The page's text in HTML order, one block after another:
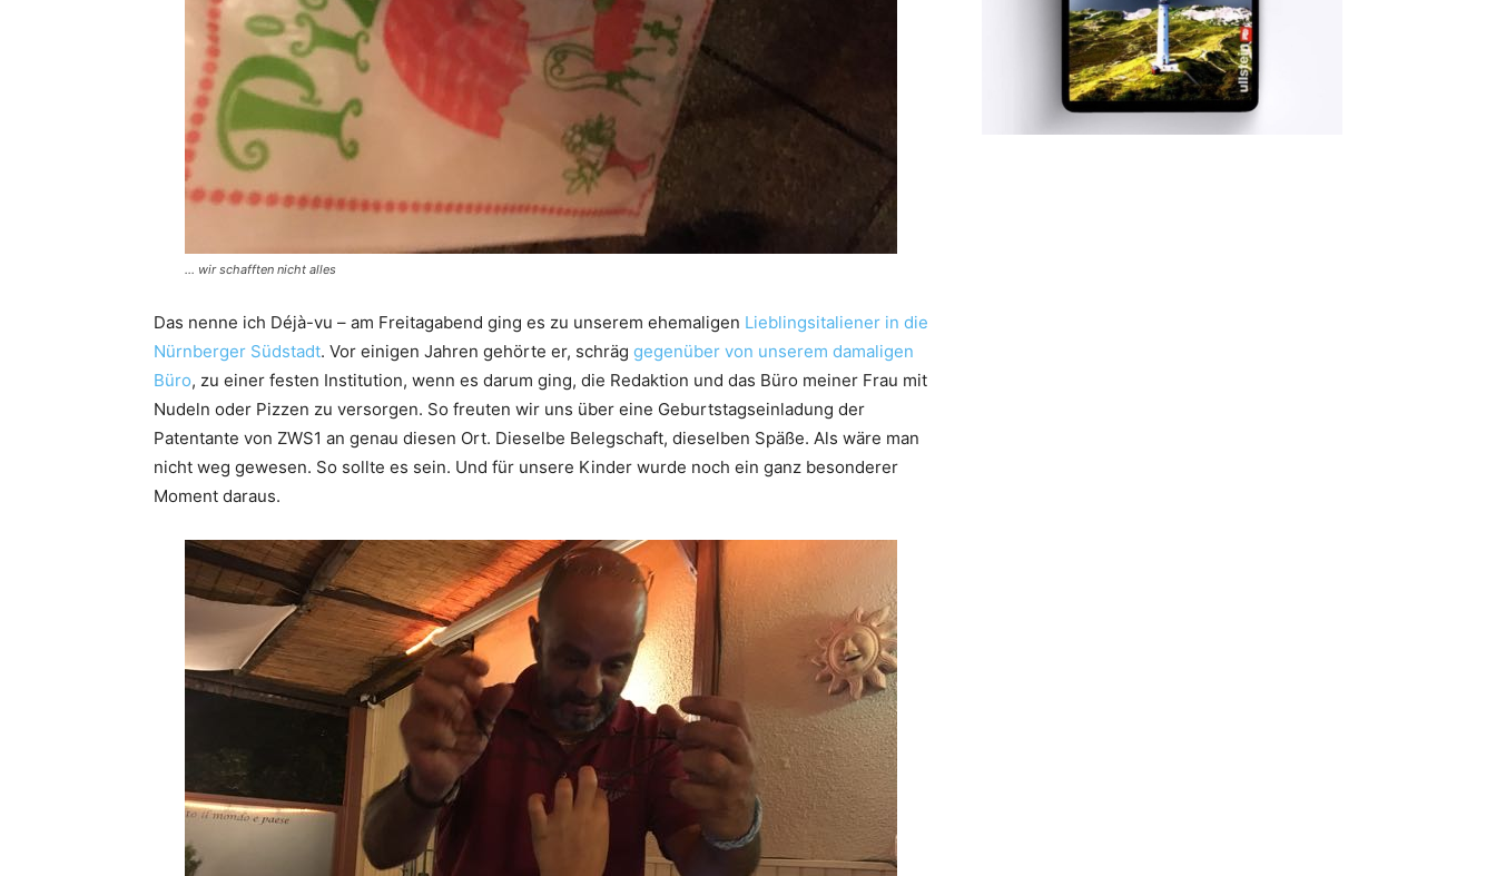
… wir schafften nicht alles
Das nenne ich Déjà-vu – am Freitagabend ging es zu unserem ehemaligen Lieblingsitaliener in die
Nürnberger Südstadt. Vor einigen Jahren gehörte er, schräg gegenüber von unserem damaligen
Büro, zu einer festen Institution, wenn es darum ging, die Redaktion und das Büro meiner Frau mit
Nudeln oder Pizzen zu versorgen. So freuten wir uns über eine Geburtstagseinladung der
Patentante von ZWS1 an genau diesen Ort. Dieselbe Belegschaft, dieselben Späße. Als wäre man
nicht weg gewesen. So sollte es sein. Und für unsere Kinder wurde noch ein ganz besonderer
Moment daraus.